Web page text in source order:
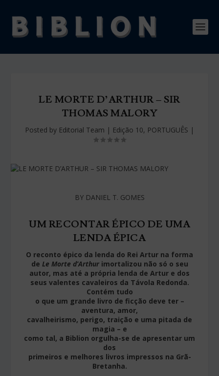
LE MORTE D’ARTHUR – SIR
THOMAS MALORY
Posted by Editorial Team | Edição 10, PORTUGUÊS |
BY DANIEL T. GOMES
UM RECONTAR ÉPICO DE UMA
LENDA ÉPICA
O reconto épico da lenda do Rei Artur na forma
de Le Morte d’Arthurimortalizou não só o seu
autor, mas até a própria lenda de Artur e dos
seus valentes cavaleiros da Távola Redonda.
Contém tudo
o que um grande livro de ficção deve ter –
aventura, amor,
cavalheirismo, perigo, traição e uma pitada de
magia – e
como tal, a Biblion orgulha-se de apresentar um
dos
primeiros e melhores livros impressos na Grã-
Bretanha.